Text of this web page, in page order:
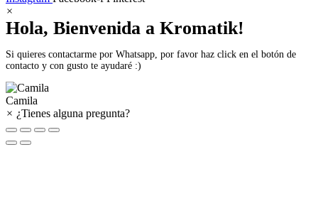
×
Hola, Bienvenida a Kromatik!
Si quieres contactarme por Whatsapp, por favor haz click en el botón de
contacto y con gusto te ayudaré :)
Camila
× ¿Tienes alguna pregunta?